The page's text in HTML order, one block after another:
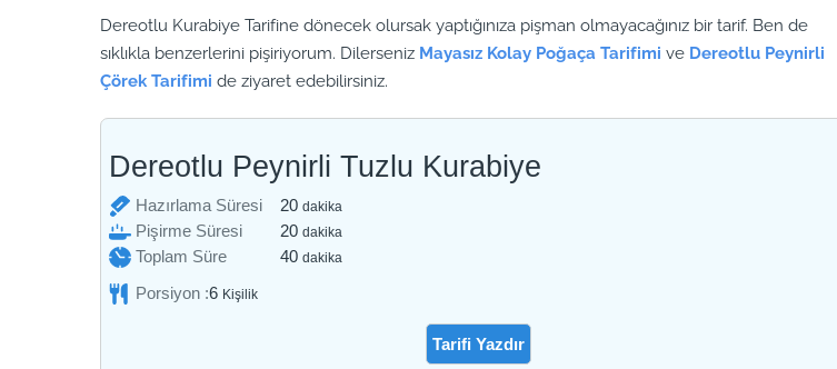
Dereotlu Kurabiye Tarifine dönecek olursak yaptığınıza pişman olmayacağınız bir tarif. Ben de
sıklıkla benzerlerini pişiriyorum. Dilerseniz Mayasız Kolay Poğaça Tarifimi ve Dereotlu Peynirli
Çörek Tarifimi de ziyaret edebilirsiniz.
Dereotlu Peynirli Tuzlu Kurabiye
Hazırlama Süresi 20dakika
dakika
Pişirme Süresi 20dakika
dakika
Toplam Süre 40dakika
dakika
Porsiyon :6 Kişilik
Tarifi Yazdır